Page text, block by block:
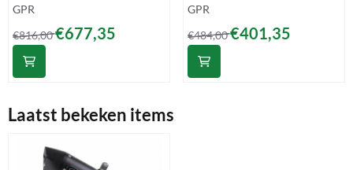
Merk:
GPR
Van 816,00 voor 677,35
€816,00€677,35
Merk:
GPR
Van 484,00 voor 401,35
€484,00€401,35
Laatst bekeken items